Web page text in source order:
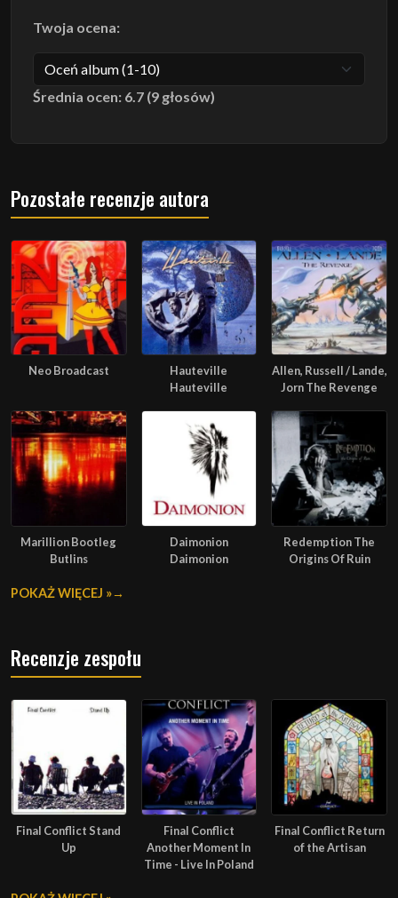
Twoja ocena:
Średnia ocen: 6.7 (9 głosów)
Pozostałe recenzje autora
Neo Broadcast
Hauteville
Hauteville
Allen, Russell / Lande,
Jorn The Revenge
Marillion Bootleg
Butlins
Daimonion
Daimonion
Redemption The
Origins Of Ruin
POKAŻ WIĘCEJ »
Recenzje zespołu
Final Conflict Stand
Up
Final Conflict
Another Moment In
Time - Live In Poland
Final Conflict Return
of the Artisan